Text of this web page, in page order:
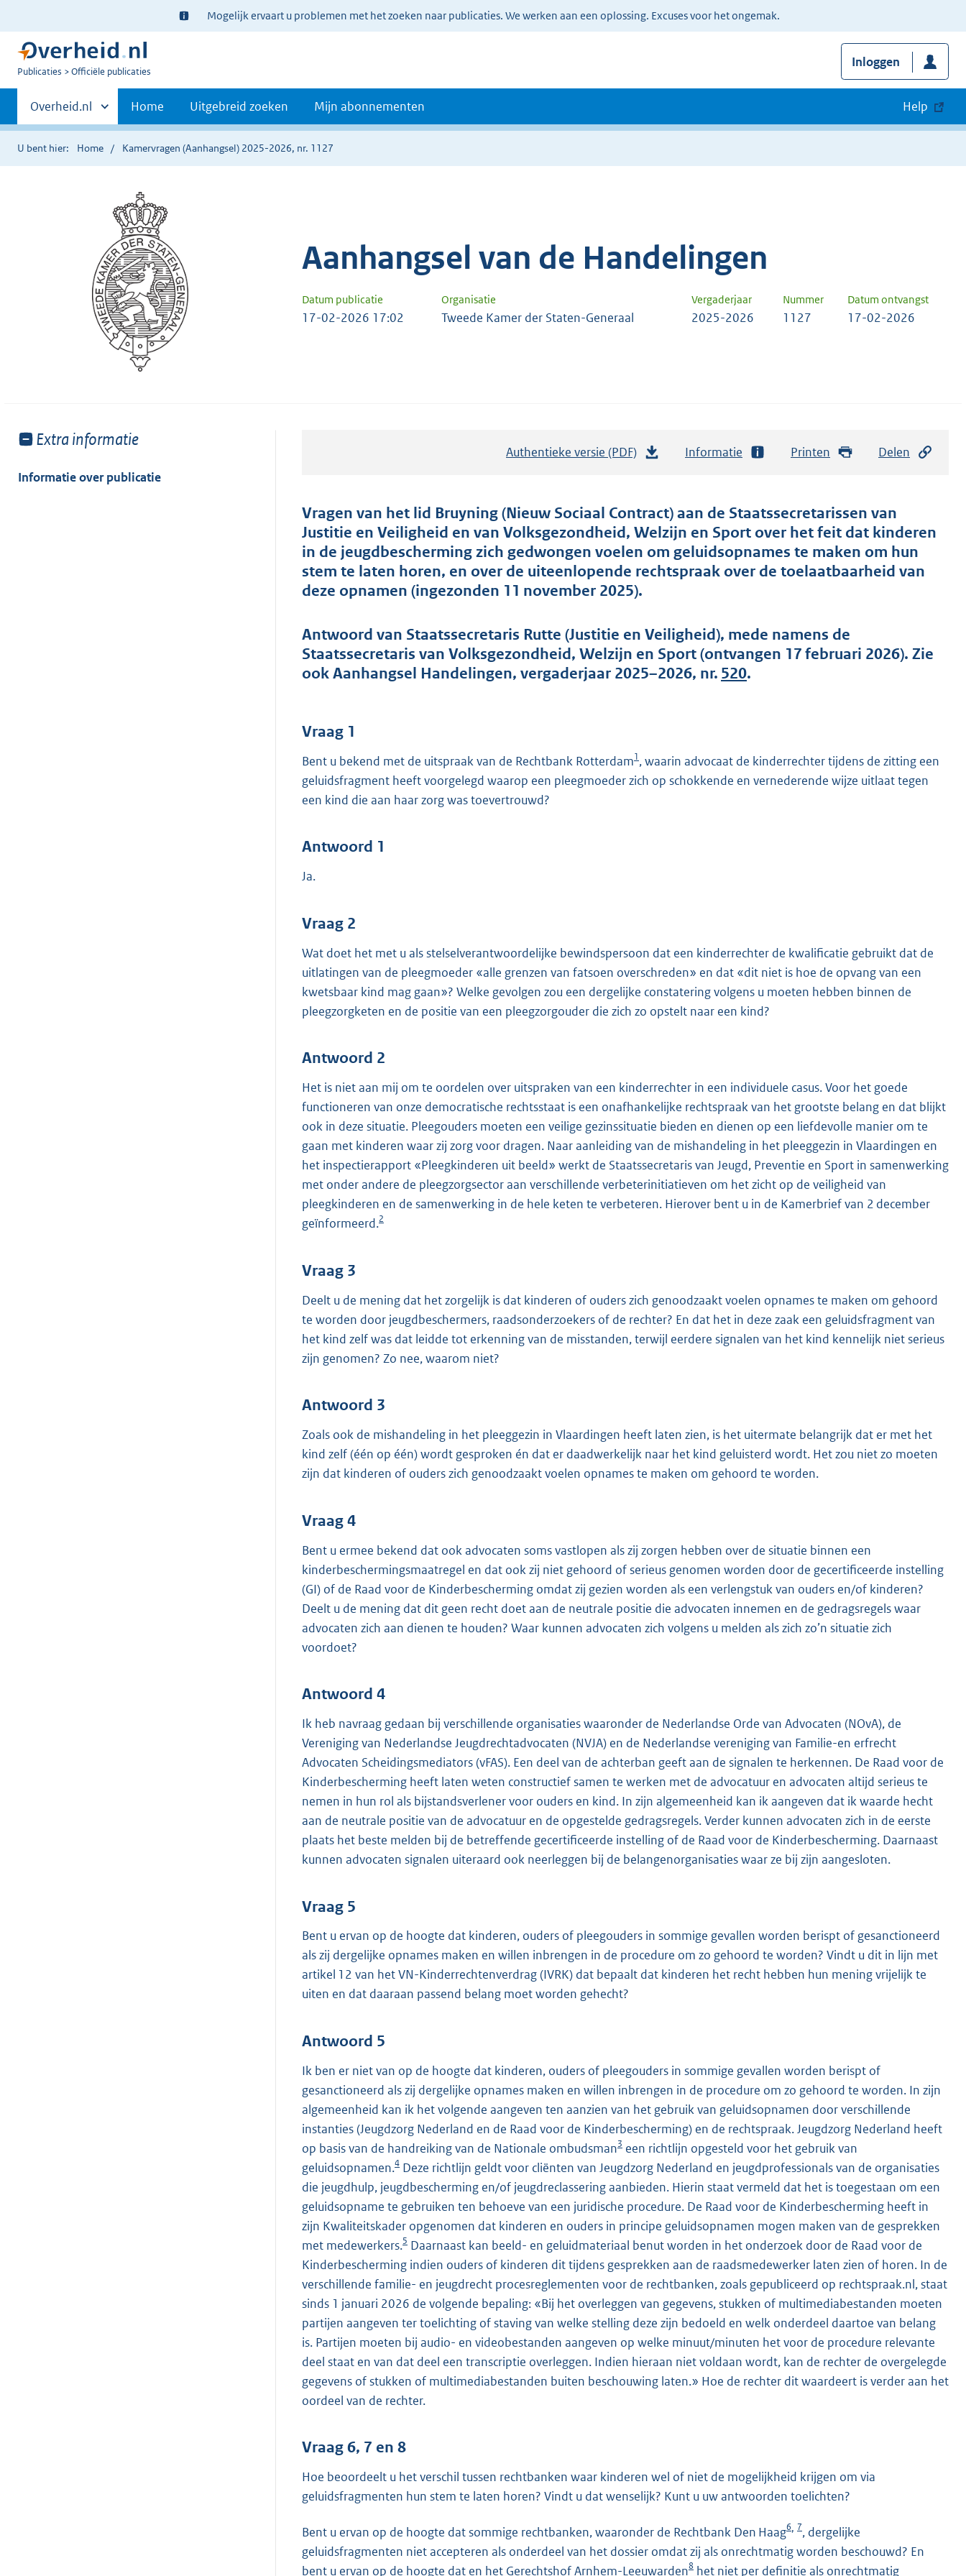
Ter
informatie:
Mogelijk ervaart u problemen met het zoeken naar publicaties. We werken aan een oplossing. Excuses voor het ongemak.
U
Publicaties Officiële publicaties
Inloggen
Primaire
navigatie
Andere
sites
binnen
Overheid.nl Home Uitgebreid zoeken Mijn abonnementen Help
U bent hier: Home Kamervragen (Aanhangsel) 2025-2026, nr. 1127
Aanhangsel van de Handelingen
Datum publicatie Organisatie Vergaderjaar Nummer Datum ontvangst
17-02-2026 17:02 Tweede Kamer der Staten-Generaal 2025-2026 1127 17-02-2026
Toon
van:
Extra informatie
Informatie over publicatie
Authentieke versie (PDF)
t
a
n
d
s
o
5
8
Informatie Printen Delen
Vragen van het lid Bruyning (Nieuw Sociaal Contract) aan de Staatssecretarissen van
Justitie en Veiligheid en van Volksgezondheid, Welzijn en Sport over het feit dat kinderen
in de jeugdbescherming zich gedwongen voelen om geluidsopnames te maken om hun
stem te laten horen, en over de uiteenlopende rechtspraak over de toelaatbaarheid van
deze opnamen (ingezonden 11 november 2025).
Antwoord van Staatssecretaris Rutte (Justitie en Veiligheid), mede namens de
Staatssecretaris van Volksgezondheid, Welzijn en Sport (ontvangen 17 februari 2026). Zie
ook Aanhangsel Handelingen, vergaderjaar 2025–2026, nr. 520.
Vraag 1
Bent u bekend met de uitspraak van de Rechtbank Rotterdam1, waarin advocaat de kinderrechter tijdens de zitting een
geluidsfragment heeft voorgelegd waarop een pleegmoeder zich op schokkende en vernederende wijze uitlaat tegen
een kind die aan haar zorg was toevertrouwd?
Antwoord 1
Ja.
Vraag 2
Wat doet het met u als stelselverantwoordelijke bewindspersoon dat een kinderrechter de kwalificatie gebruikt dat de
uitlatingen van de pleegmoeder «alle grenzen van fatsoen overschreden» en dat «dit niet is hoe de opvang van een
kwetsbaar kind mag gaan»? Welke gevolgen zou een dergelijke constatering volgens u moeten hebben binnen de
pleegzorgketen en de positie van een pleegzorgouder die zich zo opstelt naar een kind?
Antwoord 2
Het is niet aan mij om te oordelen over uitspraken van een kinderrechter in een individuele casus. Voor het goede
functioneren van onze democratische rechtsstaat is een onafhankelijke rechtspraak van het grootste belang en dat blijkt
ook in deze situatie. Pleegouders moeten een veilige gezinssituatie bieden en dienen op een liefdevolle manier om te
gaan met kinderen waar zij zorg voor dragen. Naar aanleiding van de mishandeling in het pleeggezin in Vlaardingen en
het inspectierapport «Pleegkinderen uit beeld» werkt de Staatssecretaris van Jeugd, Preventie en Sport in samenwerking
met onder andere de pleegzorgsector aan verschillende verbeterinitiatieven om het zicht op de veiligheid van
pleegkinderen en de samenwerking in de hele keten te verbeteren. Hierover bent u in de Kamerbrief van 2 december
geïnformeerd.2
Vraag 3
Deelt u de mening dat het zorgelijk is dat kinderen of ouders zich genoodzaakt voelen opnames te maken om gehoord
te worden door jeugdbeschermers, raadsonderzoekers of de rechter? En dat het in deze zaak een geluidsfragment van
het kind zelf was dat leidde tot erkenning van de misstanden, terwijl eerdere signalen van het kind kennelijk niet serieus
zijn genomen? Zo nee, waarom niet?
Antwoord 3
Zoals ook de mishandeling in het pleeggezin in Vlaardingen heeft laten zien, is het uitermate belangrijk dat er met het
kind zelf (één op één) wordt gesproken én dat er daadwerkelijk naar het kind geluisterd wordt. Het zou niet zo moeten
zijn dat kinderen of ouders zich genoodzaakt voelen opnames te maken om gehoord te worden.
Vraag 4
Bent u ermee bekend dat ook advocaten soms vastlopen als zij zorgen hebben over de situatie binnen een
kinderbeschermingsmaatregel en dat ook zij niet gehoord of serieus genomen worden door de gecertificeerde instelling
(GI) of de Raad voor de Kinderbescherming omdat zij gezien worden als een verlengstuk van ouders en/of kinderen?
Deelt u de mening dat dit geen recht doet aan de neutrale positie die advocaten innemen en de gedragsregels waar
advocaten zich aan dienen te houden? Waar kunnen advocaten zich volgens u melden als zich zo’n situatie zich
voordoet?
Antwoord 4
Ik heb navraag gedaan bij verschillende organisaties waaronder de Nederlandse Orde van Advocaten (NOvA), de
Vereniging van Nederlandse Jeugdrechtadvocaten (NVJA) en de Nederlandse vereniging van Familie-en erfrecht
Advocaten Scheidingsmediators (vFAS). Een deel van de achterban geeft aan de signalen te herkennen. De Raad voor de
Kinderbescherming heeft laten weten constructief samen te werken met de advocatuur en advocaten altijd serieus te
nemen in hun rol als bijstandsverlener voor ouders en kind. In zijn algemeenheid kan ik aangeven dat ik waarde hecht
aan de neutrale positie van de advocatuur en de opgestelde gedragsregels. Verder kunnen advocaten zich in de eerste
plaats het beste melden bij de betreffende gecertificeerde instelling of de Raad voor de Kinderbescherming. Daarnaast
kunnen advocaten signalen uiteraard ook neerleggen bij de belangenorganisaties waar ze bij zijn aangesloten.
Vraag 5
Bent u ervan op de hoogte dat kinderen, ouders of pleegouders in sommige gevallen worden berispt of gesanctioneerd
als zij dergelijke opnames maken en willen inbrengen in de procedure om zo gehoord te worden? Vindt u dit in lijn met
artikel 12 van het VN-Kinderrechtenverdrag (IVRK) dat bepaalt dat kinderen het recht hebben hun mening vrijelijk te
uiten en dat daaraan passend belang moet worden gehecht?
Antwoord 5
Ik ben er niet van op de hoogte dat kinderen, ouders of pleegouders in sommige gevallen worden berispt of
gesanctioneerd als zij dergelijke opnames maken en willen inbrengen in de procedure om zo gehoord te worden. In zijn
algemeenheid kan ik het volgende aangeven ten aanzien van het gebruik van geluidsopnamen door verschillende
instanties (Jeugdzorg Nederland en de Raad voor de Kinderbescherming) en de rechtspraak. Jeugdzorg Nederland heeft
op basis van de handreiking van de Nationale ombudsman3 een richtlijn opgesteld voor het gebruik van
geluidsopnamen.4 Deze richtlijn geldt voor cliënten van Jeugdzorg Nederland en jeugdprofessionals van de organisaties
die jeugdhulp, jeugdbescherming en/of jeugdreclassering aanbieden. Hierin staat vermeld dat het is toegestaan om een
geluidsopname te gebruiken ten behoeve van een juridische procedure. De Raad voor de Kinderbescherming heeft in
zijn Kwaliteitskader opgenomen dat kinderen en ouders in principe geluidsopnamen mogen maken van de gesprekken
met medewerkers.5 Daarnaast kan beeld- en geluidmateriaal benut worden in het onderzoek door de Raad voor de
Kinderbescherming indien ouders of kinderen dit tijdens gesprekken aan de raadsmedewerker laten zien of horen. In de
verschillende familie- en jeugdrecht procesreglementen voor de rechtbanken, zoals gepubliceerd op rechtspraak.nl, staat
sinds 1 januari 2026 de volgende bepaling: «Bij het overleggen van gegevens, stukken of multimediabestanden moeten
partijen aangeven ter toelichting of staving van welke stelling deze zijn bedoeld en welk onderdeel daartoe van belang
is. Partijen moeten bij audio- en videobestanden aangeven op welke minuut/minuten het voor de procedure relevante
deel staat en van dat deel een transcriptie overleggen. Indien hieraan niet voldaan wordt, kan de rechter de overgelegde
gegevens of stukken of multimediabestanden buiten beschouwing laten.» Hoe de rechter dit waardeert is verder aan het
oordeel van de rechter.
Vraag 6, 7 en 8
Hoe beoordeelt u het verschil tussen rechtbanken waar kinderen wel of niet de mogelijkheid krijgen om via
geluidsfragmenten hun stem te laten horen? Vindt u dat wenselijk? Kunt u uw antwoorden toelichten?
Bent u ervan op de hoogte dat sommige rechtbanken, waaronder de Rechtbank Den Haag6, 7, dergelijke
geluidsfragmenten niet accepteren als onderdeel van het dossier omdat zij als onrechtmatig worden beschouwd? En
bent u ervan op de hoogte dat en het Gerechtshof Arnhem-Leeuwarden8 het niet per definitie als onrechtmatig